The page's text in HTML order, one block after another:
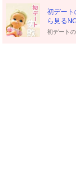
初デート
ら見る
初デート